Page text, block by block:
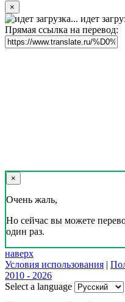
×
идет
Прямая ссылка на перевод:
×
Очень жаль,
Но сейчас вы можете
один раз.
наверх
Условия использования |
2010 - 2026
Select a language